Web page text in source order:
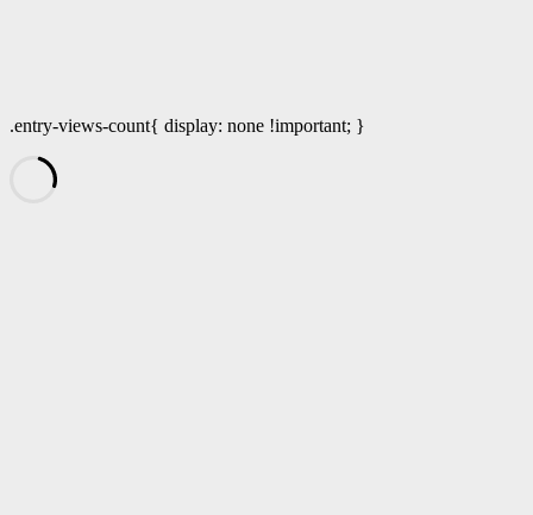
.entry-views-count{ display: none !important; }